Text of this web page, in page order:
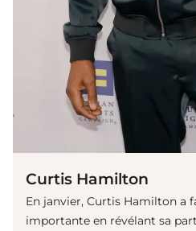
Curtis Hamilton
En janvier, Curtis Hamilton a
importante en révélant sa